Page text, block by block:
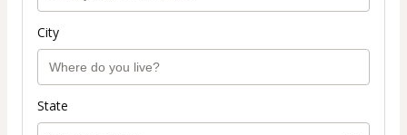
City
State